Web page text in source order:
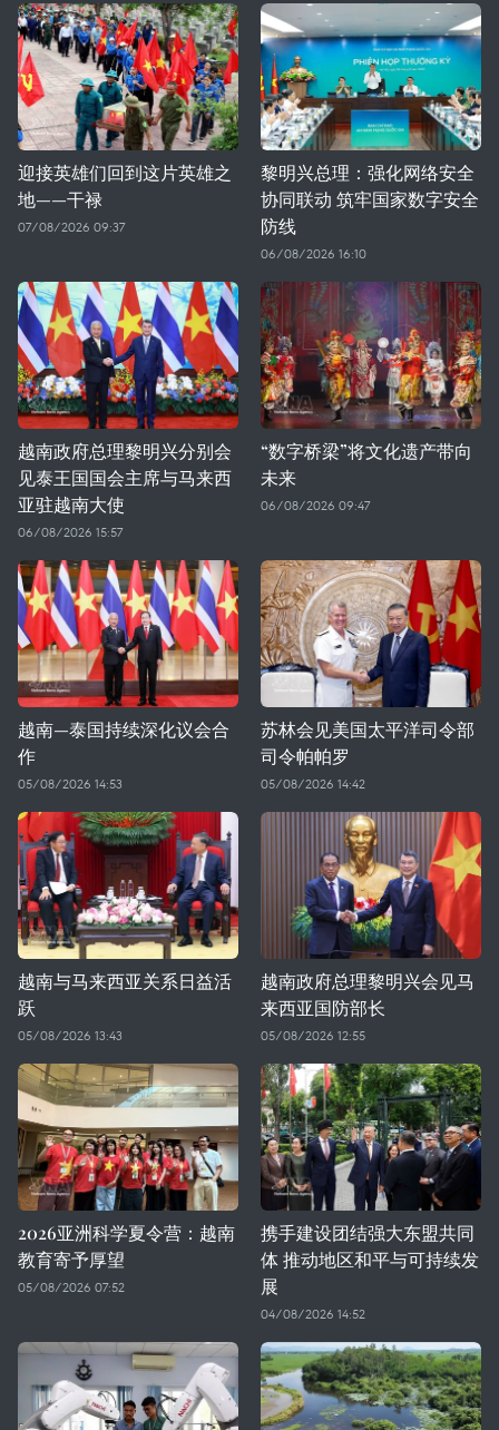
迎接英雄们回到这片英雄之
地——干禄
07/08/2026 09:37
黎明兴总理：强化网络安全
协同联动 筑牢国家数字安全
防线
06/08/2026 16:10
越南政府总理黎明兴分别会
见泰王国国会主席与马来西
亚驻越南大使
06/08/2026 15:57
“数字桥梁”将文化遗产带向
未来
06/08/2026 09:47
越南—泰国持续深化议会合
作
05/08/2026 14:53
苏林会见美国太平洋司令部
司令帕帕罗
05/08/2026 14:42
越南与马来西亚关系日益活
跃
05/08/2026 13:43
越南政府总理黎明兴会见马
来西亚国防部长
05/08/2026 12:55
2026亚洲科学夏令营：越南
教育寄予厚望
05/08/2026 07:52
携手建设团结强大东盟共同
体 推动地区和平与可持续发
展
04/08/2026 14:52